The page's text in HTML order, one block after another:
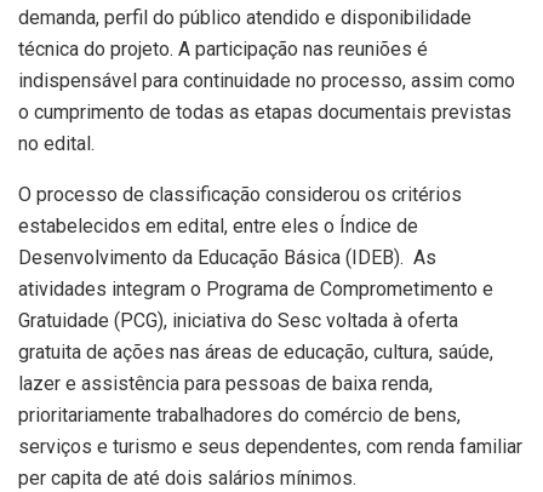
demanda, perfil do público atendido e disponibilidade
técnica do projeto. A participação nas reuniões é
indispensável para continuidade no processo, assim como
o cumprimento de todas as etapas documentais previstas
no edital.
O processo de classificação considerou os critérios
estabelecidos em edital, entre eles o Índice de
Desenvolvimento da Educação Básica (IDEB). As
atividades integram o Programa de Comprometimento e
Gratuidade (PCG), iniciativa do Sesc voltada à oferta
gratuita de ações nas áreas de educação, cultura, saúde,
lazer e assistência para pessoas de baixa renda,
prioritariamente trabalhadores do comércio de bens,
serviços e turismo e seus dependentes, com renda familiar
per capita de até dois salários mínimos.